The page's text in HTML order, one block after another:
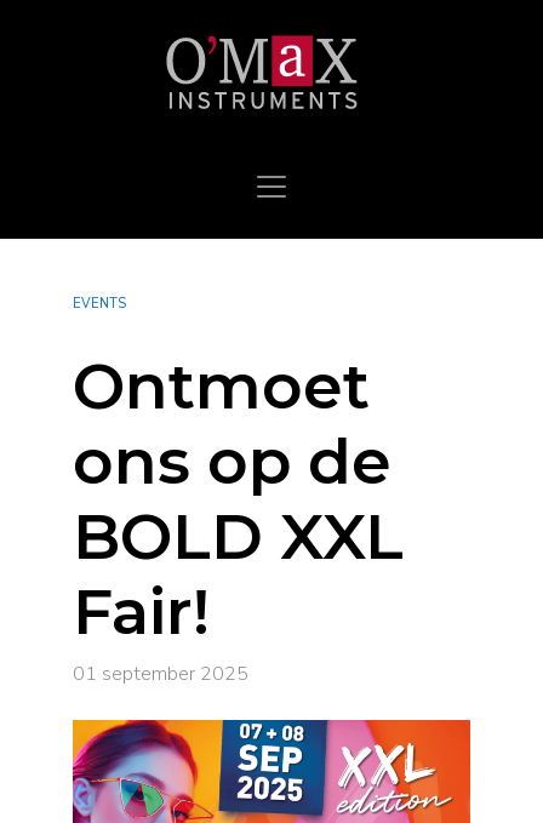
EVENTS
Ontmoet
ons op de
BOLD XXL
Fair!
01 september 2025